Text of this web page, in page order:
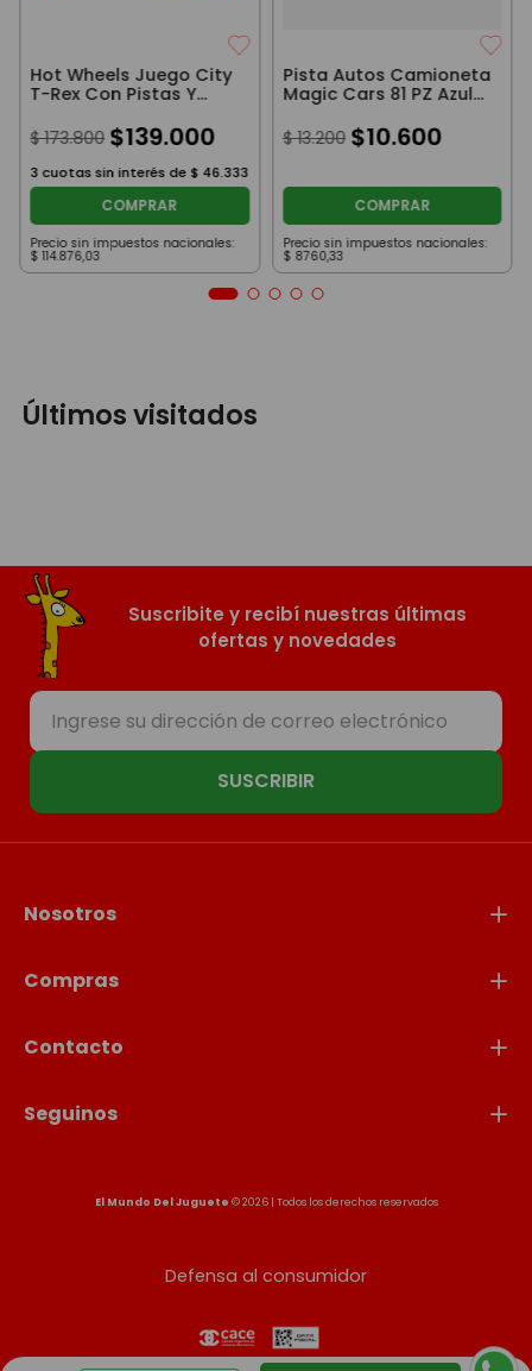
Hot Wheels Juego City
T-Rex Con Pistas Y
$ 173.800 $139.000
3 cuotas sin interés de $ 46.333
COMPRAR
Precio sin impuestos nacionales:
$ 114.876,03
Pista Autos Camioneta
Magic Cars 81 PZ Azul
$ 13.200 $10.600
COMPRAR
Precio sin impuestos nacionales:
$ 8760,33
Últimos visitados
Suscribite y recibí nuestras últimas
ofertas y novedades
SUSCRIBIR
Nosotros
Compras
Contacto
Seguinos
El Mundo Del Juguete © 2026 | Todos los derechos reservados
Defensa al consumidor